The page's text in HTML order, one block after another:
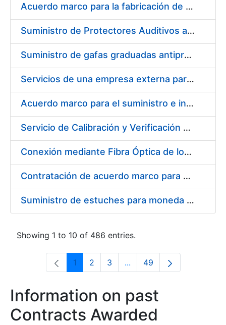
Acuerdo marco para la fabricación de piezas
Suministro de Protectores Auditivos a medida para las personas trabajadoras de los Centros de Trabajo de Madrid y Burgos
Suministro de gafas graduadas antiproyecciones para los trabajadores de la FNMT-RCM en los centros de trabajo de Madrid y Burgos
Servicios de una empresa externa para el asesoramiento y resolución de los recursos de alzada que se presentan relacionados con procesos de selección para la FNMT-RCM
Acuerdo marco para el suministro e instalación de persianas, estores y otros complementos
Servicio de Calibración y Verificación Externa de los Equipos de Medición del Servicio de Prevención de la FNMT-RCM
Conexión mediante Fibra Óptica de los Centros de Proceso de Datos (CPDs) de las sedes de la FNMT-RCM de Burgos y Madrid
Contratación de acuerdo marco para el Suministro de Material de Electricidad para la Fábrica Nacional de Moneda y Timbre-Real Casa de la Moneda en su centro de trabajo de Burgos
Suministro de estuches para moneda de 30 €
Showing 1 to 10 of 486 entries.
Page
1 Page
2 Page
3 ...Intermediate Pages Use
Page
49
Information on past
Contracts Awarded